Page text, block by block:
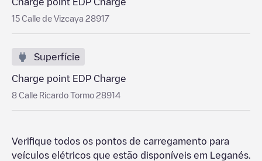
15 Calle de Vizcaya 28917
Superfície
Charge point EDP Charge
8 Calle Ricardo Tormo 28914
Verifique todos os pontos de carregamento para
veículos elétricos que estão disponíveis em
Leganés